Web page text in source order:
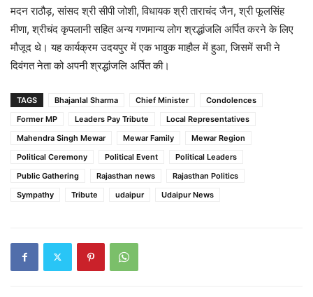
मदन राठौड़, सांसद श्री सीपी जोशी, विधायक श्री ताराचंद जैन, श्री फूलसिंह
मीणा, श्रीचंद कृपलानी सहित अन्य गणमान्य लोग श्रद्धांजलि अर्पित करने के लिए
मौजूद थे। यह कार्यक्रम उदयपुर में एक भावुक माहौल में हुआ, जिसमें सभी ने
दिवंगत नेता को अपनी श्रद्धांजलि अर्पित की।
TAGS Bhajanlal Sharma Chief Minister
Condolences
Former MP
Leaders Pay Tribute
Local Representatives
Mahendra Singh Mewar
Mewar Family
Mewar Region
Political Ceremony
Political Event
Political Leaders
Public Gathering
Rajasthan news
Rajasthan Politics
Sympathy
Tribute udaipur Udaipur News